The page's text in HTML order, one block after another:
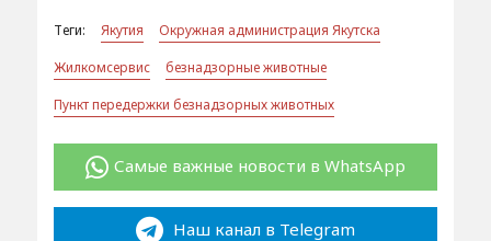
Теги: Якутия
Окружная администрация Якутска
Жилкомсервис
безнадзорные животные
Пункт передержки безнадзорных животных
Самые важные новости в WhatsApp
Наш канал в Telegram